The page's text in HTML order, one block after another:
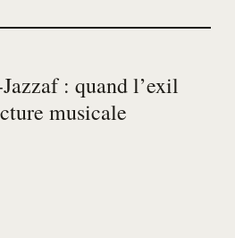
: quand l’exil
musicale